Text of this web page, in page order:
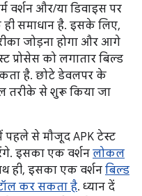
वर्शन और/या डिवाइस पर
समाधान है. इसके लिए,
जोड़ना होगा और आगे
प्रोसेस को लगातार बिल्ड
है. छोटे डेवलपर के
तरीके से शुरू किया जा
पहले से मौजूद APK टेस्ट
इसका एक वर्शन लोकल
ही, इसका एक वर्शनबिल्ड
कर सकता है. ध्यान दें